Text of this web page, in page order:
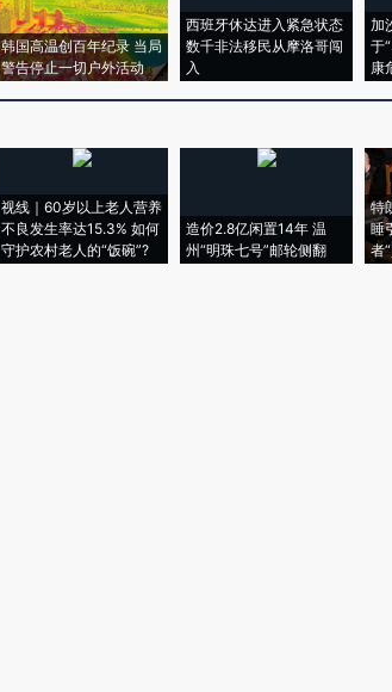
韩国高温创百年纪录 当局
警告停止一切户外活动
西班牙休达进入紧急状态
数千非法移民从摩洛哥闯
入
加
于
康
视线｜60岁以上老人营养
不良发生率达15.3% 如何
守护农村老人的“饭碗”?
造价2.8亿闲置14年 温
州“明珠七号”邮轮侧翻
特
睡
者